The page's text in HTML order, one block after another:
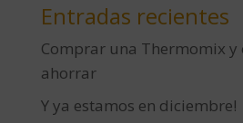
Entradas recientes
Comprar una Thermomix
ahorrar
Y ya estamos en diciembre!